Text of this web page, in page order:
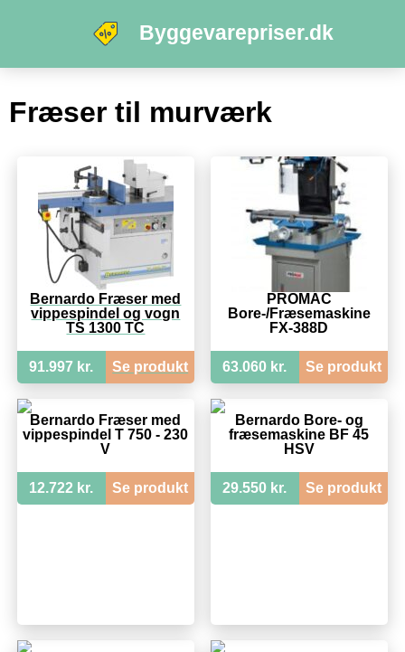
Byggevarepriser.dk
Fræser til murværk
Bernardo Fræser med
vippespindel og vogn
TS 1300 TC
91.997 kr. Se produkt
PROMAC
Bore-/Fræsemaskine
FX-388D
63.060 kr. Se produkt
Bernardo Fræser med
vippespindel T 750 - 230
V
12.722 kr. Se produkt
Bernardo Bore- og
fræsemaskine BF 45
HSV
29.550 kr. Se produkt